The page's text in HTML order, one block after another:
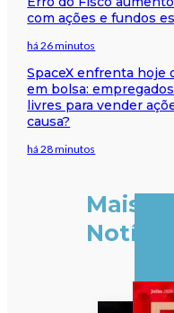
com ações e fundos
há 26 minutos
SpaceX enfrenta hoje
em bolsa:
livres para vender
causa?
há 28 minutos
Mais
Notícias